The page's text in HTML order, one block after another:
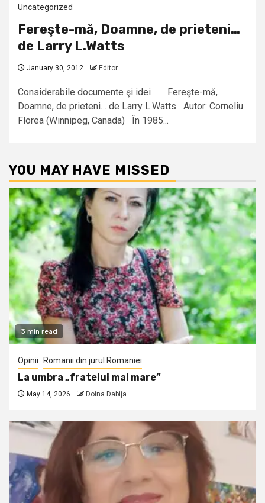
Uncategorized
Fereşte-mă, Doamne, de prieteni…
de Larry L.Watts
January 30, 2012 Editor
Considerabile documente şi idei Fereşte-mă,
Doamne, de prieteni… de Larry L.Watts Autor: Corneliu
Florea (Winnipeg, Canada) În 1985...
YOU MAY HAVE MISSED
3 min read
Opinii Romanii din jurul Romaniei
La umbra „fratelui mai mare”
May 14, 2026 Doina Dabija